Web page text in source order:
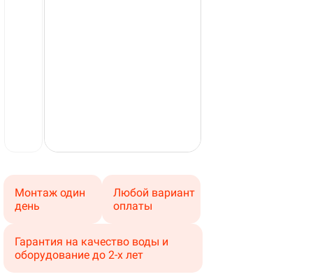
Монтаж один
день
Любой вариант
оплаты
Гарантия на качество воды и
оборудование до 2-х лет